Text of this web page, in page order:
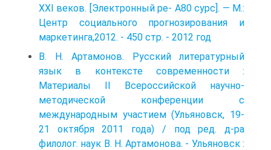
XXI веков. [Электронный ре- А80 сурс]. — М.:
Центр социального прогнозирования и
маркетинга,2012. - 450 стр. - 2012 год
В. Н. Артамонов. Русский литературный
язык в контексте современности :
Материалы II Всероссийской научно-
методической конференции с
международным участием (Ульяновск, 19-
21 октября 2011 года) / под ред. д-ра
филолог. наук В. Н. Артамонова. - Ульяновск :